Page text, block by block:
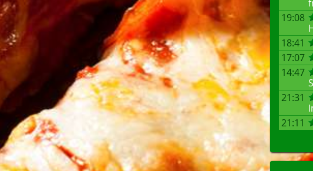
19:08
18:41
17:07
14:47
21:31
21:11